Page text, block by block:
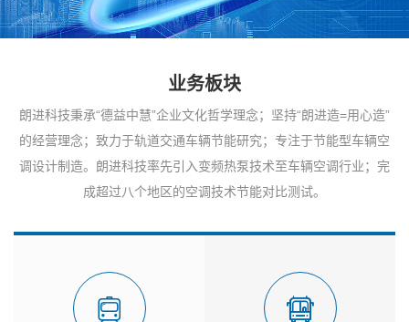
业务板块
朗进科技秉承“德益中慧”企业文化哲学理念；坚持“朗进造=用心造”
的经营理念；致力于轨道交通车辆节能研究；专注于节能型车辆空
调设计制造。朗进科技率先引入变频热泵技术至车辆空调行业；完
成超过八个地区的空调技术节能对比测试。